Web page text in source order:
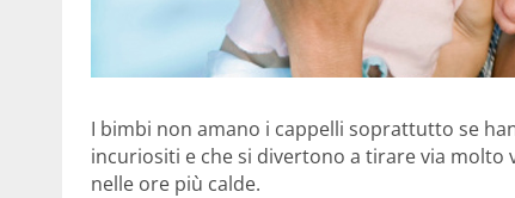
I bimbi non amano i cappelli soprattutto se
incuriositi e che si divertono a tirare via molto
nelle ore più calde.